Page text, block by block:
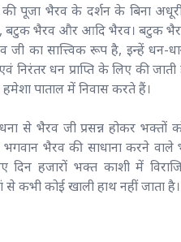
पूजा भैरव के दर्शन के बिना
बटुक भैरव और आदि भैरव। बटुक
जी का सात्त्विक रूप है, इन्हें धन-
निरंतर धन प्राप्ति के लिए की
हमेशा पाताल में निवास करते हैं।
से भैरव जी प्रसन्न होकर भक्तों
भैरव की साधाना करने
हजारों भक्त काशी में
कोई खाली हाथ नहीं जाता है।